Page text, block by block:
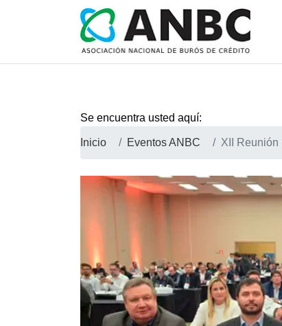
Se encuentra usted aquí:
Inicio Eventos ANBC XII Reunión